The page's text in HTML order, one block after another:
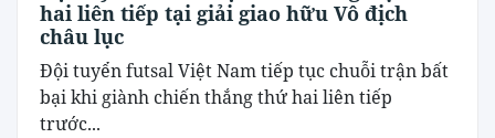
hai liên tiếp tại giải giao hữu Vô địch
châu lục
Đội tuyển futsal Việt Nam tiếp tục chuỗi trận bất
bại khi giành chiến thắng thứ hai liên tiếp
trước...